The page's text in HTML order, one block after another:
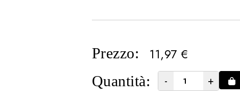
Prezzo: 11,97€
Quantità: - +